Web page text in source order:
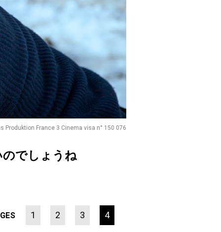
Produktion France 3 Cinema visa n° 150 076
でしょうね
1 2 3 4